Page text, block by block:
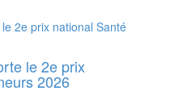
le 2e prix
2026